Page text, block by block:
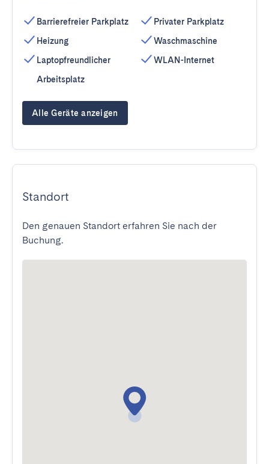
Barrierefreier Parkplatz
Heizung
Laptopfreundlicher
Arbeitsplatz
Privater Parkplatz
Waschmaschine
WLAN-Internet
Alle Geräte anzeigen
Standort
Den genauen Standort erfahren Sie nach der
Buchung.